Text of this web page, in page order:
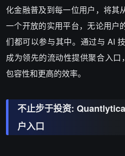
化金融普及到每一位用户，将其
一个开放的实用平台，无论用户
们都可以参与其中。通过与 AI
成为领先的流动性提供聚合入
包容性和更高的效率。
不止步于投资:
户入口